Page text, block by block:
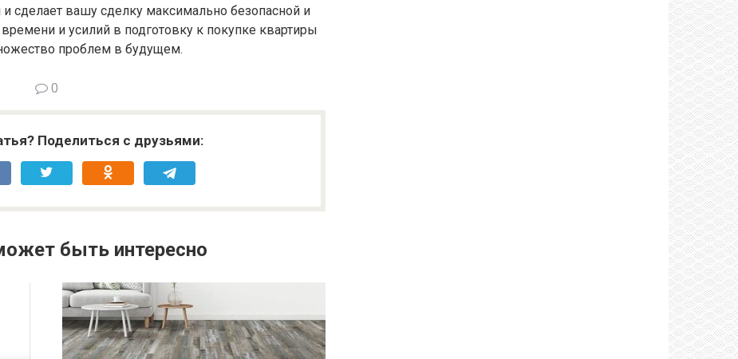
сделает вашу сделку максимально безопасной и
и усилий в подготовку к покупке квартиры
проблем в будущем.
0
Поделиться с друзьями:
быть интересно